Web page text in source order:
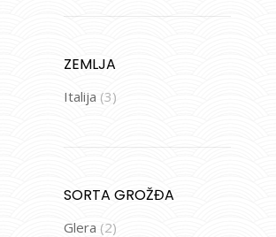
ZEMLJA
Italija (3)
SORTA GROŽĐA
Glera (2)